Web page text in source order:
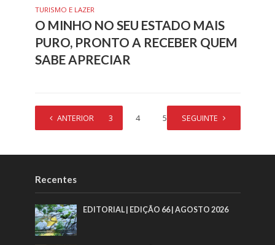
TURISMO E LAZER
O MINHO NO SEU ESTADO MAIS
PURO, PRONTO A RECEBER QUEM
SABE APRECIAR
ANTERIOR
1 2 3 4 5 … 48
SEGUINTE
Recentes
EDITORIAL | EDIÇÃO 66 | AGOSTO 2026